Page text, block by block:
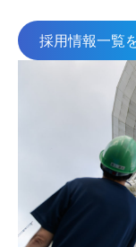
採用情報一覧